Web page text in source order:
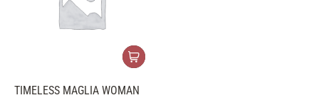
TIMELESS MAGLIA WOMAN